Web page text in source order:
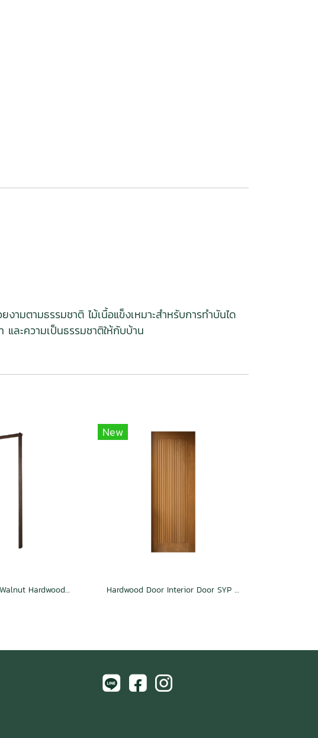
ามตามธรรมชาติ ไม้เนื้อแข็งเหมาะสำหรับการทำบันได
ละความเป็นธรรมชาติให้กับบ้าน
วงกบประตูเรดวู้ด Walnut Hardwood Door Frame Interior Door
New
Hardwood Door Interior Door SYP Modern Vertical Planks Teak